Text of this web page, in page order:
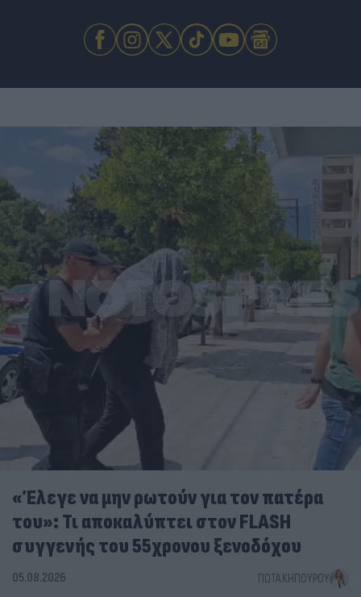
«Έλεγε να μην ρωτούν για τον πατέρα
του»: Τι αποκαλύπτει στον FLASH
συγγενής του 55χρονου ξενοδόχου
05.08.2026 ΓΙΏΤΑ ΚΗΠΟΥΡΟΎ